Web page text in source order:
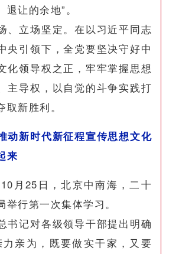
让的余地”。
立场坚定。在以习近平同志
央引领下，全党要坚决守好中
化领导权之正，牢牢掌握思想
主导权，以自觉的斗争实践打
新胜利。
动新时代新征程宣传思想文化
来
25日，北京中南海，二十
举行第一次集体学习。
记对各级领导干部提出明确
力亲为，既要做实干家，又要